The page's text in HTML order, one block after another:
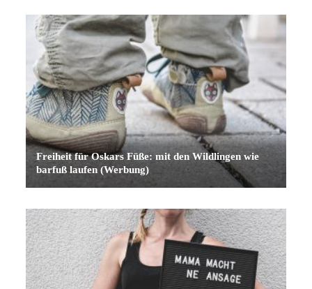
Freiheit für Oskars Füße: mit den Wildlingen wie
barfuß laufen (Werbung)